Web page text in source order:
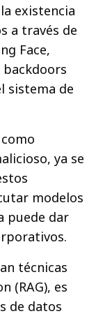
existencia
a través de
Face,
sistema de
ya se
modelos
puede dar
técnicas
(RAG), es
de datos